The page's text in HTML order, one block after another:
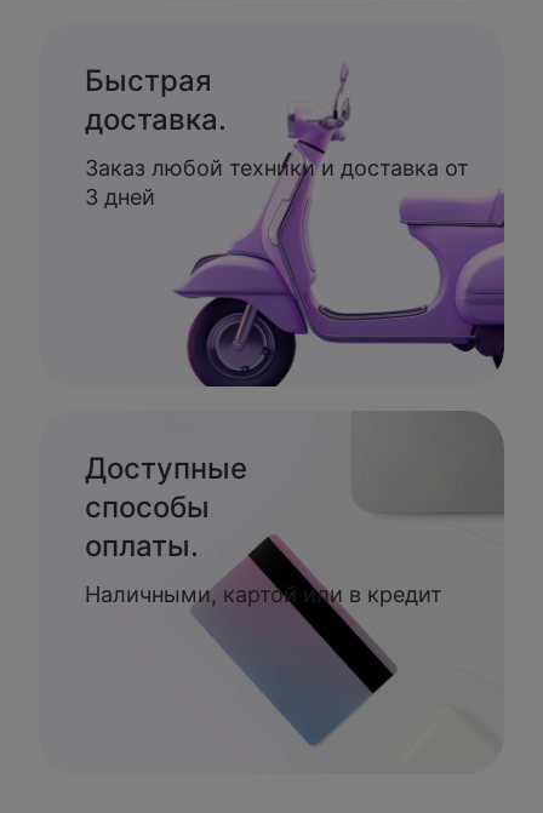
Быстрая
доставка.
Заказ любой техники и доставка от
3 дней
Доступные
способы
оплаты.
Наличными, картой или в кредит